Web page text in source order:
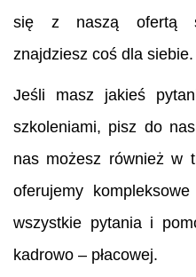
się z naszą ofertą
znajdziesz coś dla siebie.
Jeśli masz jakieś
szkoleniami, pisz do
nas możesz również w
oferujemy
wszystkie pytania i
kadrowo – płacowej.